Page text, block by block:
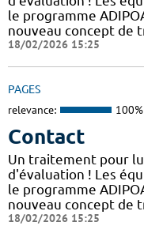
le programme
nouveau concept de
18/02/2026 15:25
PAGES
relevance: 100%
Contact
Un traitement pour
d'évaluation ! Les
le programme
nouveau concept de
18/02/2026 15:25